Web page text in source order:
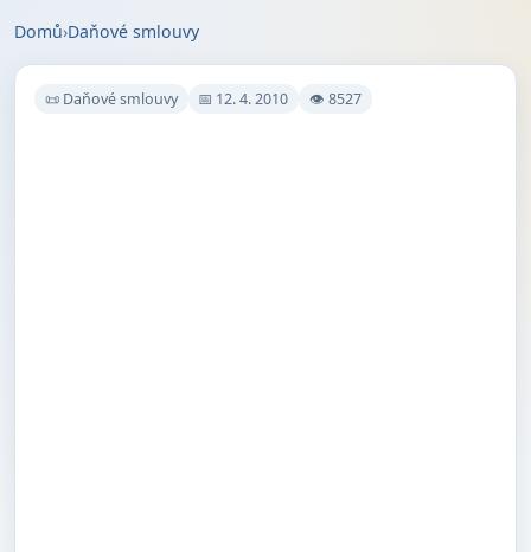
Domů›Daňové smlouvy
📜 Daňové smlouvy 📅 12. 4. 2010 👁 8527